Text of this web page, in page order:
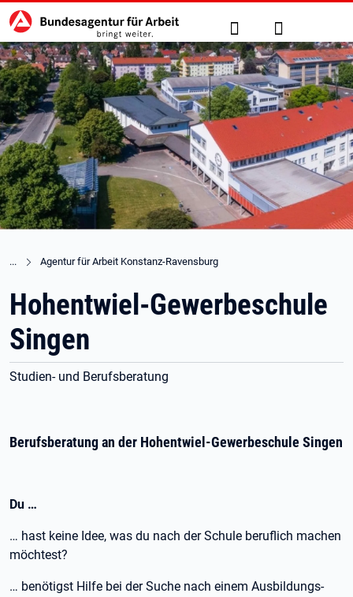
zu den Hauptinhalten springen
Hauptnavigation Suche Anmelden
Agentur für Arbeit Konstanz-Ravensburg
Hohentwiel-Gewerbeschule
Singen
Studien- und Berufsberatung
Berufsberatung an der Hohentwiel-Gewerbeschule Singen
Du …
… hast keine Idee, was du nach der Schule beruflich machen
möchtest?
… benötigst Hilfe bei der Suche nach einem Ausbildungs-